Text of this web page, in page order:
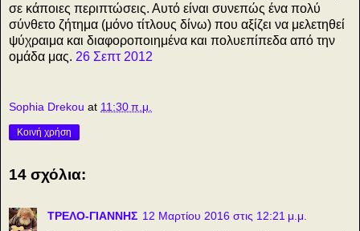
σε κάποιες περιπτώσεις. Αυτό είναι συνεπώς ένα πολύ
σύνθετο ζήτημα (μόνο τίτλους δίνω) που αξίζει να μελετηθεί
ψύχραιμα και διαφοροποιημένα και πολυεπίπεδα από την
ομάδα μας. 26 Σεπτ 2012
Sophia Drekou at 11:30 π.μ.
Κοινή χρήση
14 σχόλια:
ΤΡΕΛΟ-ΓΙΑΝΝΗΣ 12 Μαρτίου 2016 στις 12:21 μ.μ.